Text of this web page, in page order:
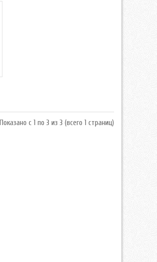
Показано с 1 по 3 из 3 (всего 1 страниц)